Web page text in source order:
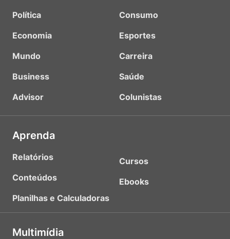
Política
Economia
Mundo
Business
Advisor
Consumo
Esportes
Carreira
Saúde
Colunistas
Aprenda
Relatórios
Conteúdos
Planilhas e Calculadoras
Cursos
Ebooks
Multimídia